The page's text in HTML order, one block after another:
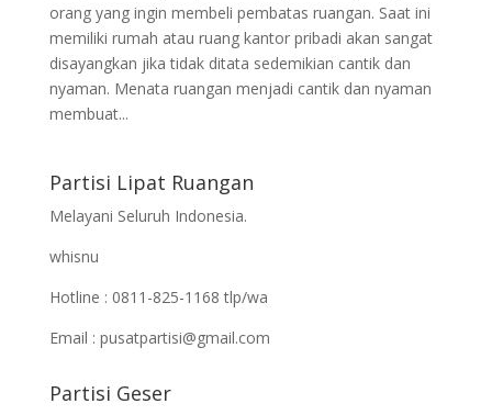
orang yang ingin membeli pembatas ruangan. Saat ini
memiliki rumah atau ruang kantor pribadi akan sangat
disayangkan jika tidak ditata sedemikian cantik dan
nyaman. Menata ruangan menjadi cantik dan nyaman
membuat...
Partisi Lipat Ruangan
Melayani Seluruh Indonesia.
whisnu
Hotline : 0811-825-1168 tlp/wa
Email : pusatpartisi@gmail.com
Partisi Geser